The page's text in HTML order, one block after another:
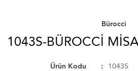
Bürocci
1043S-BÜROCCI
Ürün Kodu
1043S